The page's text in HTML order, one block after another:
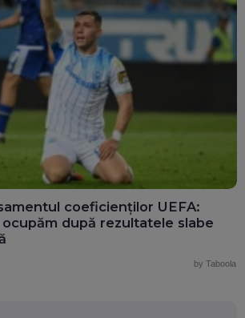
coeficienților UEFA:
după rezultatele slabe
by Taboola